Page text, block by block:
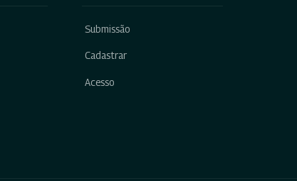
Submissão
Cadastrar
Acesso